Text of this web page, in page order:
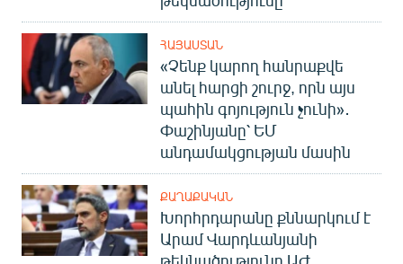
ՀԱՅԱՍՏԱՆ
«Չենք կարող հանրաքվե
անել հարցի շուրջ, որն այս
պահին գոյություն չունի»․
Փաշինյանը՝ ԵՄ
անդամակցության մասին
ՔԱՂԱՔԱԿԱՆ
Խորհրդարանը քննարկում է
Արամ Վարդևանյանի